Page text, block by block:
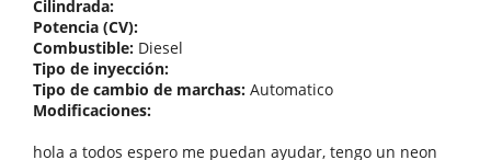
Cilindrada:
Potencia (CV):
Combustible: Diesel
Tipo de inyección:
Tipo de cambio de marchas: Automatico
Modificaciones:
hola a todos espero me puedan ayudar, tengo un neon